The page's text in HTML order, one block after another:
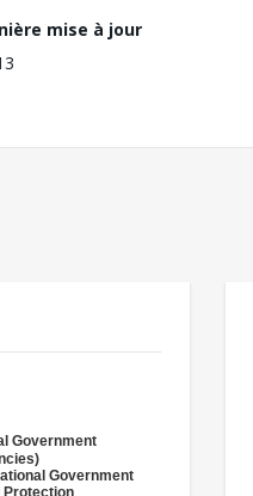
mise à jour
Government
Government